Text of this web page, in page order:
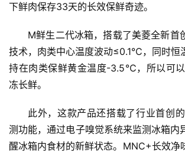
下鲜肉保存33天的长效保鲜奇迹。
M鲜生二代冰箱，搭载了美菱全新首
技术，肉类中心温度波动≤0.1℃，同时恒
持在肉类保鲜黄金温度-3.5℃，所以可
冻长鲜。
此外，这款产品还搭载了行业首创
测功能，通过电子嗅觉系统来监测冰箱内
醒冰箱内食材的新鲜状态。MNC+长效净